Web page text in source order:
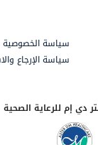
سياسة الخصوصية
سياسة الإرجاع
دي إم للرعاية الصحية